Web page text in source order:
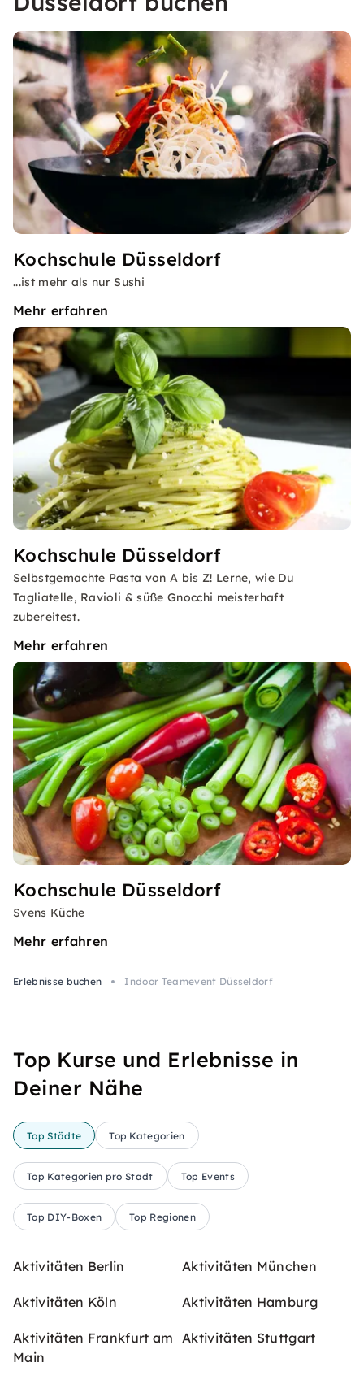
Kochschule Düsseldorf
...ist mehr als nur Sushi
Mehr erfahren
Kochschule Düsseldorf
Selbstgemachte Pasta von A bis Z! Lerne, wie Du
Tagliatelle, Ravioli & süße Gnocchi meisterhaft
zubereitest.
Mehr erfahren
Kochschule Düsseldorf
Svens Küche
Mehr erfahren
Erlebnisse buchen Indoor Teamevent Düsseldorf
Top Kurse und Erlebnisse in
Deiner Nähe
Top Städte Top Kategorien
Top Kategorien pro Stadt Top Events
Top DIY-Boxen Top Regionen
Aktivitäten Berlin Aktivitäten München
Aktivitäten Köln Aktivitäten Hamburg
Aktivitäten Frankfurt am
Main
Aktivitäten Stuttgart